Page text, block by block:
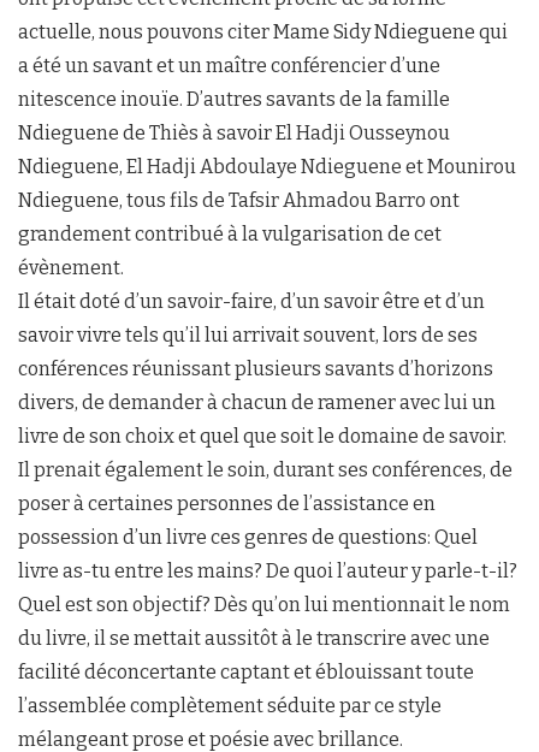
actuelle, nous pouvons citer Mame Sidy Ndieguene qui
a été un savant et un maître conférencier d’une
nitescence inouïe. D’autres savants de la famille
Ndieguene de Thiès à savoir El Hadji Ousseynou
Ndieguene, El Hadji Abdoulaye Ndieguene et Mounirou
Ndieguene, tous fils de Tafsir Ahmadou Barro ont
grandement contribué à la vulgarisation de cet
évènement.
Il était doté d’un savoir-faire, d’un savoir être et d’un
savoir vivre tels qu’il lui arrivait souvent, lors de ses
conférences réunissant plusieurs savants d’horizons
divers, de demander à chacun de ramener avec lui un
livre de son choix et quel que soit le domaine de savoir.
Il prenait également le soin, durant ses conférences, de
poser à certaines personnes de l’assistance en
possession d’un livre ces genres de questions: Quel
livre as-tu entre les mains? De quoi l’auteur y parle-t-il?
Quel est son objectif? Dès qu’on lui mentionnait le nom
du livre, il se mettait aussitôt à le transcrire avec une
facilité déconcertante captant et éblouissant toute
l’assemblée complètement séduite par ce style
mélangeant prose et poésie avec brillance.